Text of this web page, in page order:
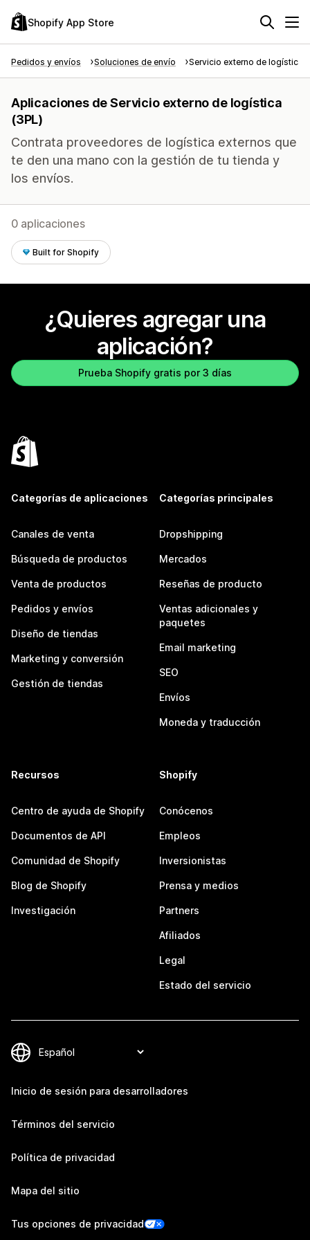
Shopify App Store
Pedidos y envíos Soluciones de envío Servicio externo de logística
Aplicaciones de Servicio externo de logística
(3PL)
Contrata proveedores de logística externos que
te den una mano con la gestión de tu tienda y
los envíos.
0 aplicaciones
Built for Shopify
¿Quieres agregar una
aplicación?
Prueba Shopify gratis por 3 días
Categorías de aplicaciones
Canales de venta
Búsqueda de productos
Venta de productos
Pedidos y envíos
Diseño de tiendas
Marketing y conversión
Gestión de tiendas
Categorías principales
Dropshipping
Mercados
Reseñas de producto
Ventas adicionales y
paquetes
Email marketing
SEO
Envíos
Moneda y traducción
Recursos
Centro de ayuda de Shopify
Documentos de API
Comunidad de Shopify
Blog de Shopify
Investigación
Shopify
Conócenos
Empleos
Inversionistas
Prensa y medios
Partners
Afiliados
Legal
Estado del servicio
Inicio de sesión para desarrolladores
Términos del servicio
Política de privacidad
Mapa del sitio
Tus opciones de privacidad